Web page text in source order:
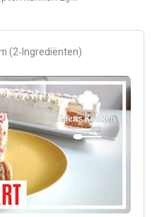
(2‑Ingrediënten)